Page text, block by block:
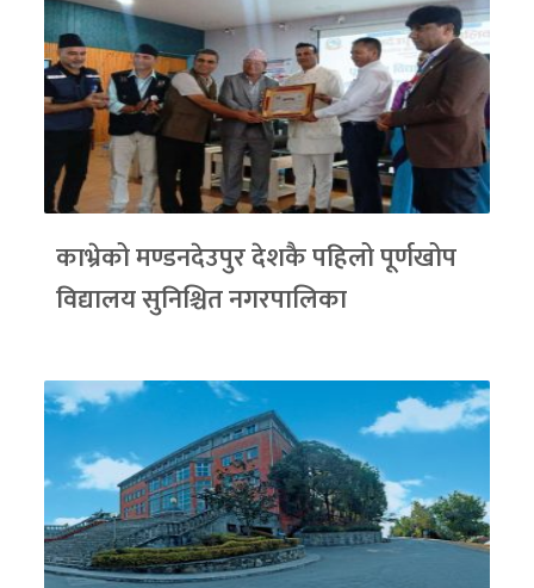
काभ्रेको मण्डनदेउपुर देशकै पहिलो पूर्णखोप
विद्यालय सुनिश्चित नगरपालिका